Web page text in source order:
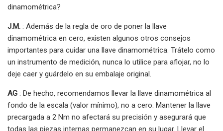
dinamométrica?
J.M. : Además de la regla de oro de poner la llave
dinamométrica en cero, existen algunos otros consejos
importantes para cuidar una llave dinamométrica. Trátelo como
un instrumento de medición, nunca lo utilice para aflojar, no lo
deje caer y guárdelo en su embalaje original.
AG : De hecho, recomendamos llevar la llave dinamométrica al
fondo de la escala (valor mínimo), no a cero. Mantener la llave
precargada a 2 Nm no afectará su precisión y asegurará que
todas las piezas internas permanezcan en su lugar. Llevar el